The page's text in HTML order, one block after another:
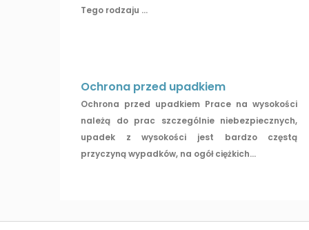
Tego rodzaju ...
Ochrona przed upadkiem
Ochrona przed upadkiem Prace na wysokości
należą do prac szczególnie niebezpiecznych,
upadek z wysokości jest bardzo częstą
przyczyną wypadków, na ogół ciężkich...